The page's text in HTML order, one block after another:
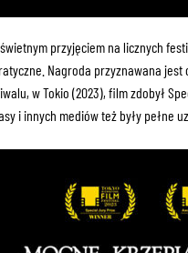
przyjęciem na licznych
Nagroda przyznawana jest
w Tokio (2023), film zdobył
i innych mediów też były pełne